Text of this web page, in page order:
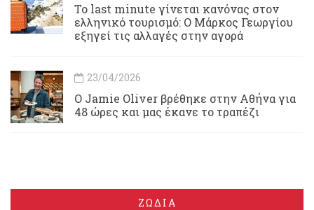
Το last minute γίνεται κανόνας στον
ελληνικό τουρισμό: Ο Μάρκος Γεωργίου
εξηγεί τις αλλαγές στην αγορά
23/04/2026
Ο Jamie Oliver βρέθηκε στην Αθήνα για
48 ώρες και μας έκανε το τραπέζι
ΖΩΔΙΑ